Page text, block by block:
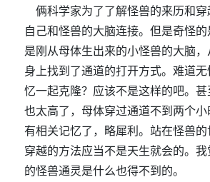
俩科学家为了了解怪兽的来历和
自己和怪兽的大脑连接。但是奇怪
是刚从母体生出来的小怪兽的大脑
身上找到了通道的打开方式。难道
忆一起克隆？应该不是这样的吧。
也太高了，母体穿过通道不到两个
有相关记忆了，略犀利。站在怪兽
穿越的方法应当不是天生就会的。
的怪兽通灵是什么也得不到的。